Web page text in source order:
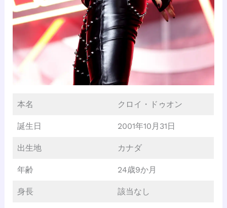
本名 クロイ・ドゥオン
誕生日 2001年10月31日
出生地 カナダ
年齢 24歳9か月
身長 該当なし